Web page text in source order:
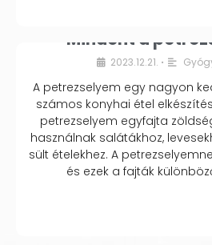
Mindent a
2023.12.21. •
A petrezselyem egy nagyon
számos konyhai étel
petrezselyem egyfajta
használnak salátákhoz,
sült ételekhez. A
és ezek a fajták